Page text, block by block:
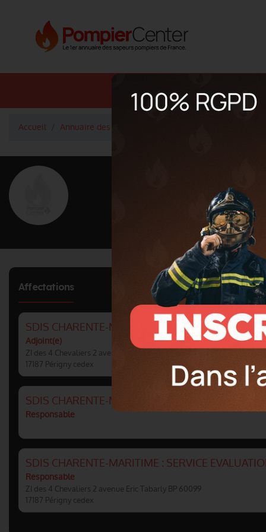
Annuaire SDIS Annuaire
Accueil Annuaire des pompiers
MAURIN
Affectations
SDIS CHARENTE-MARITIME : GROUPEMENT
Adjoint(e)
ZI des 4 Chevaliers 2 avenue Eric Tabarly BP 60099
17187 Périgny cedex
SDIS CHARENTE-MARITIME : SECTION EMPLOIS
Responsable
SDIS CHARENTE-MARITIME : SERVICE
Responsable
ZI des 4 Chevaliers 2 avenue Eric Tabarly BP 60099
17187 Périgny cedex